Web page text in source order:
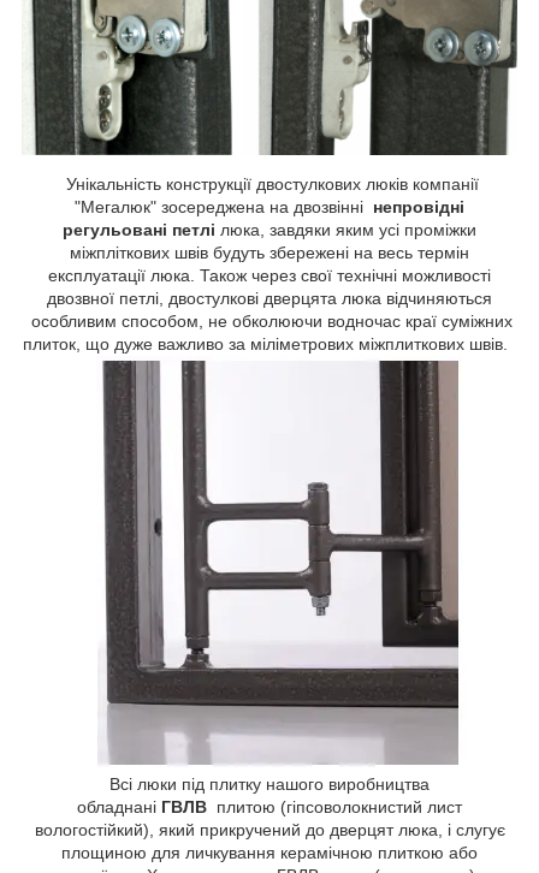
Унікальність конструкції двостулкових люків компанії
"Мегалюк" зосереджена на двозвінні непровідні
регульовані петлі люка, завдяки яким усі проміжки
міжпліткових швів будуть збережені на весь термін
експлуатації люка. Також через свої технічні можливості
двозвної петлі, двостулкові дверцята люка відчиняються
особливим способом, не обколюючи водночас краї суміжних
плиток, що дуже важливо за міліметрових міжплиткових швів.
Всі люки під плитку нашого виробництва
обладнані ГВЛВ плитою (гіпсоволокнистий лист
вологостійкий), який прикручений до дверцят люка, і слугує
площиною для личкування керамічною плиткою або